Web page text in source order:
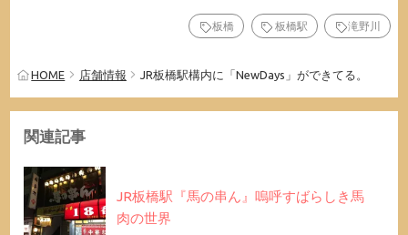
板橋 板橋駅 滝野川
HOME 店舗情報 JR板橋駅構内に「NewDays」ができてる。
関連記事
JR板橋駅『馬の串ん』嗚呼すばらしき馬
肉の世界